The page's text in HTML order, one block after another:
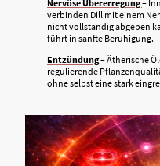
Nervöse Übererregung–
verbinden Dill mit einem
nicht vollständig abgeben
führt in sanfte Beruhigung.
Entzündung– Ätherische
regulierende
ohne selbst eine stark